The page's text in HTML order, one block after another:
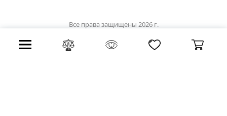
Все права защищены 2026 г.